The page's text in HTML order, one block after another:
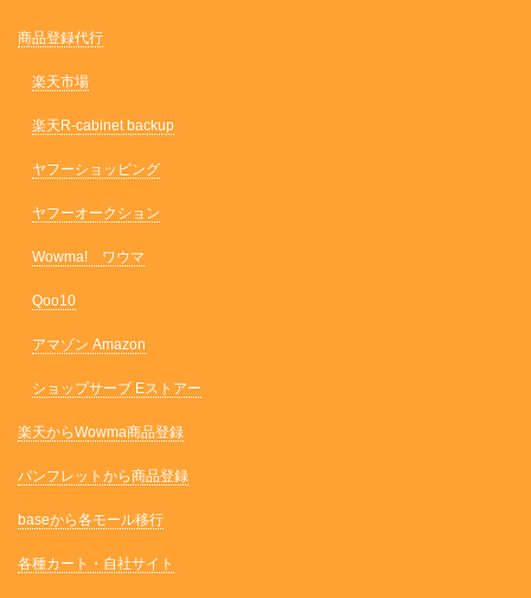
商品登録代行
楽天市場
楽天R-cabinet backup
ヤフーショッピング
ヤフーオークション
Wowma! ワウマ
Qoo10
アマゾン Amazon
ショップサーブ Eストアー
楽天からWowma商品登録
パンフレットから商品登録
baseから各モール移行
各種カート・自社サイト